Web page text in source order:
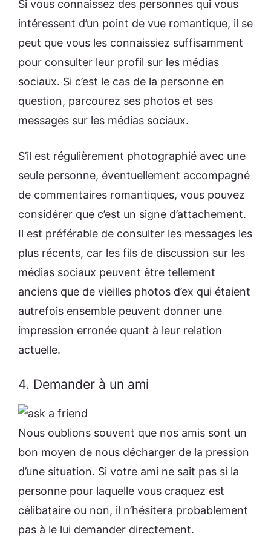
Si vous connaissez des personnes qui vous
intéressent d’un point de vue romantique, il se
peut que vous les connaissiez suffisamment
pour consulter leur profil sur les médias
sociaux. Si c’est le cas de la personne en
question, parcourez ses photos et ses
messages sur les médias sociaux.
S’il est régulièrement photographié avec une
seule personne, éventuellement accompagné
de commentaires romantiques, vous pouvez
considérer que c’est un signe d’attachement.
Il est préférable de consulter les messages les
plus récents, car les fils de discussion sur les
médias sociaux peuvent être tellement
anciens que de vieilles photos d’ex qui étaient
autrefois ensemble peuvent donner une
impression erronée quant à leur relation
actuelle.
4. Demander à un ami
Nous oublions souvent que nos amis sont un
bon moyen de nous décharger de la pression
d’une situation. Si votre ami ne sait pas si la
personne pour laquelle vous craquez est
célibataire ou non, il n’hésitera probablement
pas à le lui demander directement.